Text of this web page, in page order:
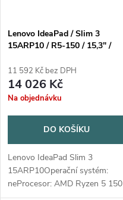
Lenovo IdeaPad / Slim 3
15ARP10 / R5-150 / 15,3" /
AMD int / bez OS / Gray / 2R
11 592 Kč bez DPH
14 026 Kč
Na objednávku
DO KOŠÍKU
Lenovo IdeaPad Slim 3
15ARP10Operační systém:
neProcesor: AMD Ryzen 5 150
(6 jader / 12 vláken, 3.3 /